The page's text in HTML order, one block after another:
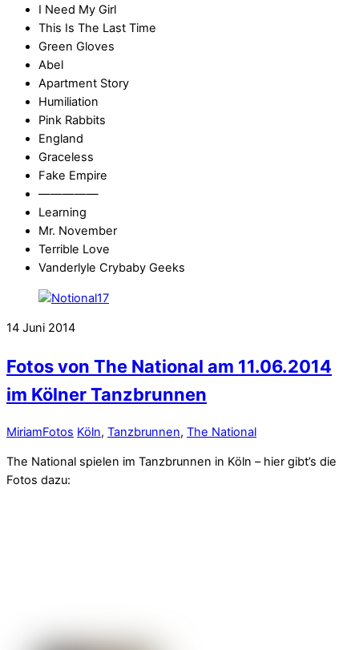
I Need My Girl
This Is The Last Time
Green Gloves
Abel
Apartment Story
Humiliation
Pink Rabbits
England
Graceless
Fake Empire
—————
Learning
Mr. November
Terrible Love
Vanderlyle Crybaby Geeks
14 Juni 2014
Fotos von The National am 11.06.2014
im Kölner Tanzbrunnen
MiriamFotos Köln, Tanzbrunnen, The National
The National spielen im Tanzbrunnen in Köln – hier gibt’s die
Fotos dazu: